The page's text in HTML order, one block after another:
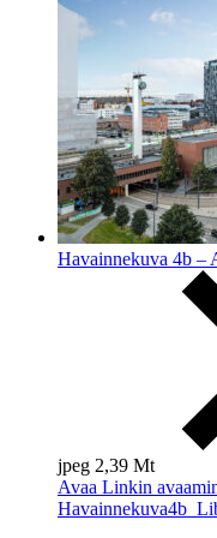
Havainnekuva 4b –
jpeg 2,39 Mt
Avaa Linkin